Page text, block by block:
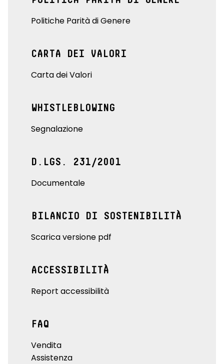
Politiche Parità di Genere
CARTA DEI VALORI
Carta dei Valori
WHISTLEBLOWING
Segnalazione
D.LGS. 231/2001
Documentale
BILANCIO DI SOSTENIBILITÀ
Scarica versione pdf
ACCESSIBILITÀ
Report accessibilità
FAQ
Vendita
Assistenza